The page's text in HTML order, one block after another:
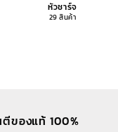
หัวชาร์จ
29 สินค้า
ของแท้ 100%